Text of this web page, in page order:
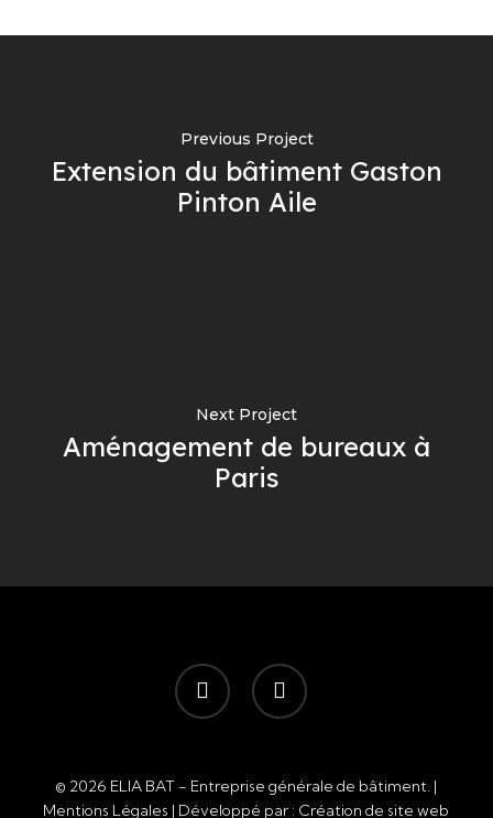
Previous Project
Extension du bâtiment Gaston
Pinton Aile
Next Project
Aménagement de bureaux à
Paris
facebook instagram
© 2026 ELIA BAT - Entreprise générale de bâtiment. |
Mentions Légales | Développé par : Création de site web